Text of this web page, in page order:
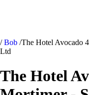
/ Bob /The Hotel Avocado
Ltd
The Hotel